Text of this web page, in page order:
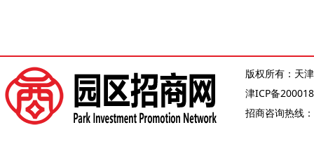
版权所有：天
津ICP备
招商咨询热线：